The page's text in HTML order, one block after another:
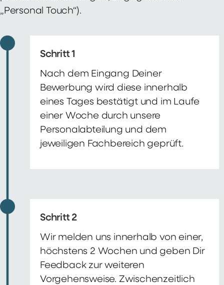
„Personal Touch“).
Schritt 1
Nach dem Eingang Deiner
Bewerbung wird diese innerhalb
eines Tages bestätigt und im Laufe
einer Woche durch unsere
Personalabteilung und dem
jeweiligen Fachbereich geprüft.
Schritt 2
Wir melden uns innerhalb von einer,
höchstens 2 Wochen und geben Dir
Feedback zur weiteren
Vorgehensweise. Zwischenzeitlich